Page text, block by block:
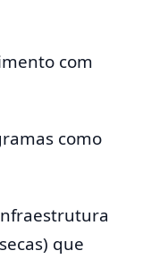
com
como
que